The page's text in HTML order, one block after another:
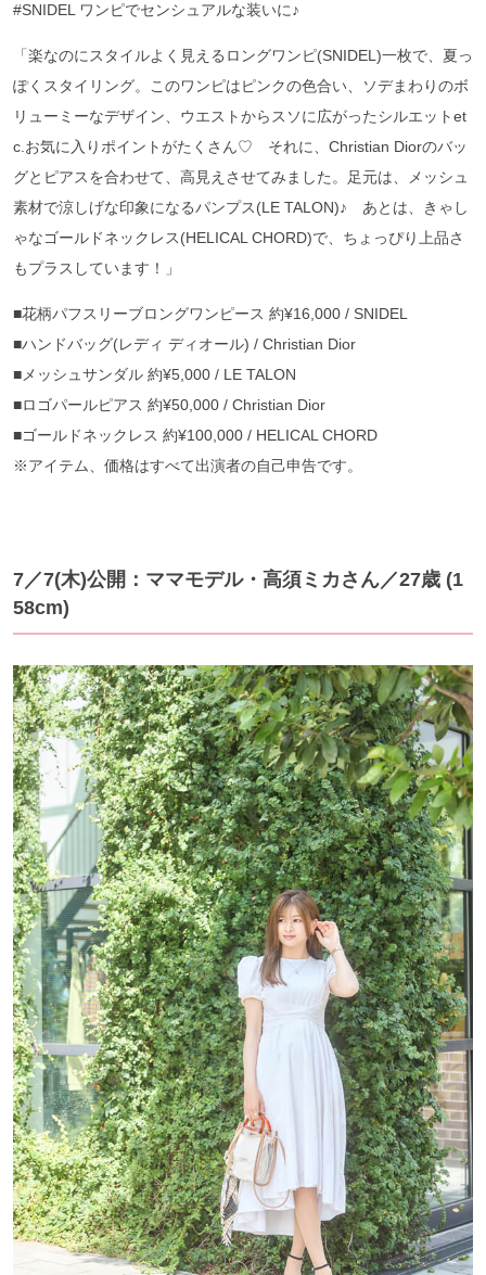
#SNIDEL ワンピでセンシュアルな装いに♪
「楽なのにスタイルよく見えるロングワンピ(SNIDEL)一枚で、夏っ
ぽくスタイリング。このワンピはピンクの色合い、ソデまわりのボ
リューミーなデザイン、ウエストからスソに広がったシルエットet
c.お気に入りポイントがたくさん♡ それに、Christian Diorのバッ
グとピアスを合わせて、高見えさせてみました。足元は、メッシュ
素材で涼しげな印象になるパンプス(LE TALON)♪ あとは、きゃし
ゃなゴールドネックレス(HELICAL CHORD)で、ちょっぴり上品さ
もプラスしています！」
■花柄パフスリーブロングワンピース 約¥16,000 / SNIDEL
■ハンドバッグ(レディ ディオール) / Christian Dior
■メッシュサンダル 約¥5,000 / LE TALON
■ロゴパールピアス 約¥50,000 / Christian Dior
■ゴールドネックレス 約¥100,000 / HELICAL CHORD
※アイテム、価格はすべて出演者の自己申告です。
7／7(木)公開：ママモデル・高須ミカさん／27歳 (1
58cm)